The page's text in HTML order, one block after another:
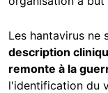
Les hantavirus ne
description
remonte à la
l'identification du